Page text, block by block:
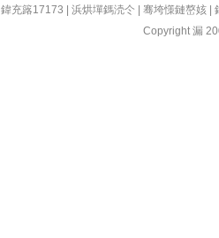
鍏充簬17173 |浜烘墠鎷涜仒 |骞垮憡鏈嶅姟 |
Copyright 漏